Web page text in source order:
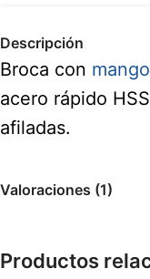
Descripción
Broca con mango
acero rápido
afiladas.
Valoraciones (1)
Productos